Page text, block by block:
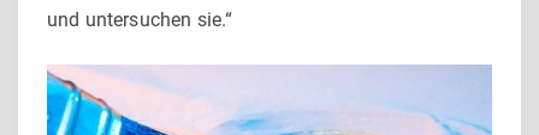
und untersuchen sie.“